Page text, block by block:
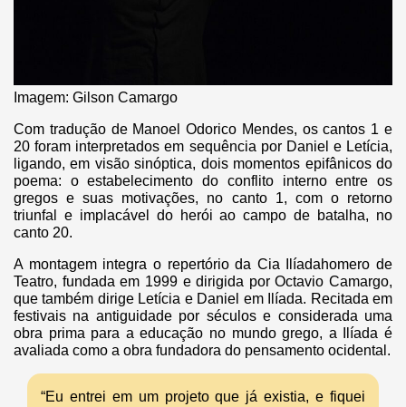
Imagem: Gilson Camargo
Com tradução de Manoel Odorico Mendes, os cantos 1 e
20 foram interpretados em sequência por Daniel e Letícia,
ligando, em visão sinóptica, dois momentos epifânicos do
poema: o estabelecimento do conflito interno entre os
gregos e suas motivações, no canto 1, com o retorno
triunfal e implacável do herói ao campo de batalha, no
canto 20.
A montagem integra o repertório da Cia Ilíadahomero de
Teatro, fundada em 1999 e dirigida por Octavio Camargo,
que também dirige Letícia e Daniel em Ilíada. Recitada em
festivais na antiguidade por séculos e considerada uma
obra prima para a educação no mundo grego, a Ilíada é
avaliada como a obra fundadora do pensamento ocidental.
“Eu entrei em um projeto que já existia, e fiquei